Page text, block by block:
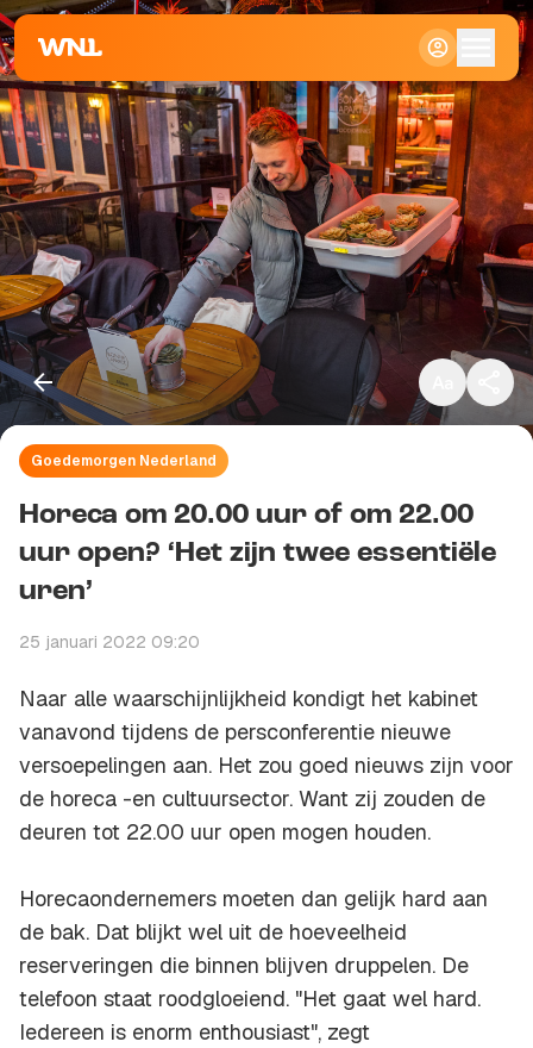
Klein
Standaard
Groot
Goedemorgen Nederland
Horeca om 20.00 uur of om 22.00
uur open? ‘Het zijn twee essentiële
uren’
25 januari 2022 09:20
Naar alle waarschijnlijkheid kondigt het kabinet
vanavond tijdens de persconferentie nieuwe
versoepelingen aan. Het zou goed nieuws zijn voor
de horeca -en cultuursector. Want zij zouden de
deuren tot 22.00 uur open mogen houden.
Horecaondernemers moeten dan gelijk hard aan
de bak. Dat blijkt wel uit de hoeveelheid
reserveringen die binnen blijven druppelen. De
telefoon staat roodgloeiend. "Het gaat wel hard.
Iedereen is enorm enthousiast", zegt